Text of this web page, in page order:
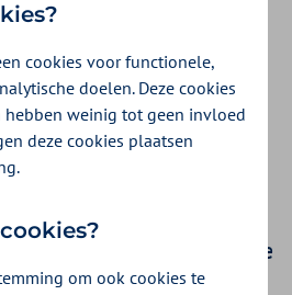
of wanneer je in de
warm worden
glas zit. Het glas laat
maar komt de UV-
Voor deze
met Drs.
dermatoloog in het Rode
vroegen haar of je kan
cookies voor functionele,
doelen. Deze cookies
weinig tot geen invloed
deze cookies plaatsen
om ook cookies te